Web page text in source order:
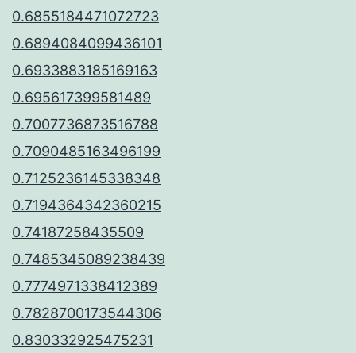
0.6855184471072723
0.6894084099436101
0.6933883185169163
0.695617399581489
0.7007736873516788
0.7090485163496199
0.7125236145338348
0.7194364342360215
0.74187258435509
0.7485345089238439
0.7774971338412389
0.7828700173544306
0.830332925475231